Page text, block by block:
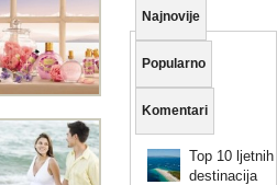
Najnovije
Popularno
Komentari
Top 10 ljetnih
destinacija